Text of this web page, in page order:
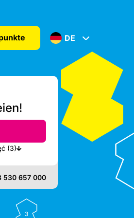
DE
anzeigen zdjęć (3)
530 657 000
3